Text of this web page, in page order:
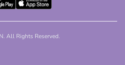
All Rights Reserved.